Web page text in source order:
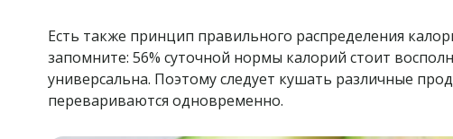
Есть также принцип правильного распределения
запомните: 56% суточной нормы калорий стоит
универсальна. Поэтому следует кушать различные
перевариваются одновременно.